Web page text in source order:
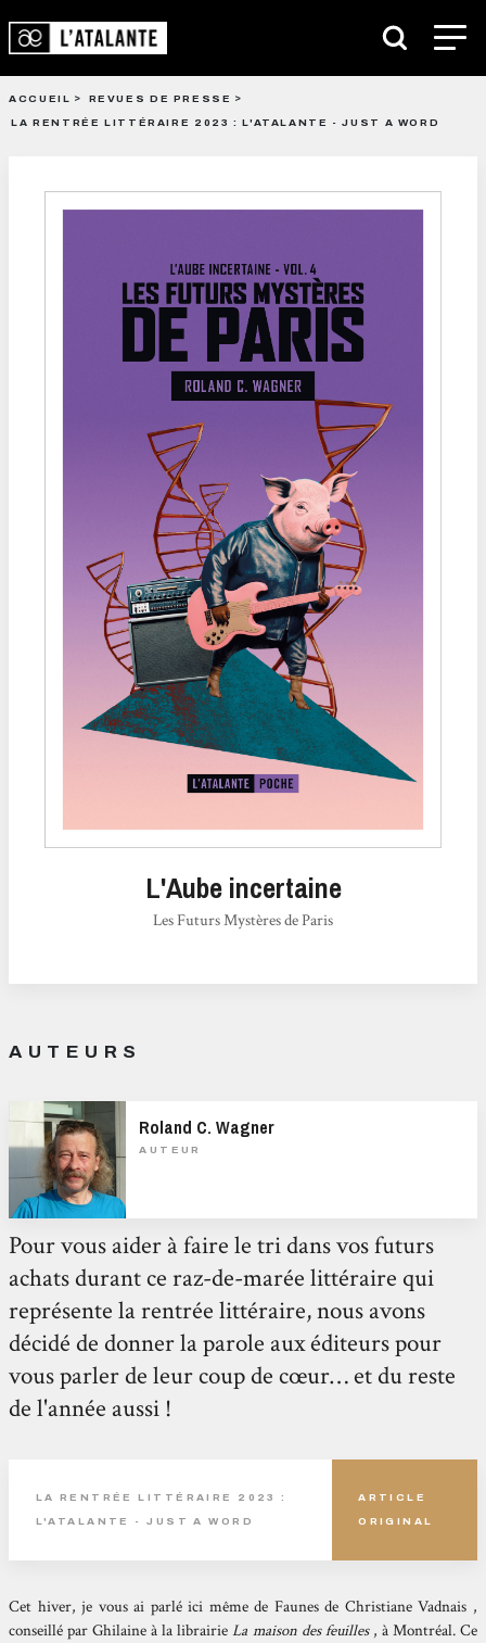
ACCUEIL
REVUES DE PRESSE
LA RENTRÉE LITTÉRAIRE 2023 : L'ATALANTE - JUST A WORD
L'Aube incertaine
Les Futurs Mystères de Paris
AUTEURS
Roland C. Wagner
AUTEUR
Pour vous aider à faire le tri dans vos futurs
achats durant ce raz-de-marée littéraire qui
représente la rentrée littéraire, nous avons
décidé de donner la parole aux éditeurs pour
vous parler de leur coup de cœur… et du reste
de l'année aussi !
LA RENTRÉE LITTÉRAIRE 2023 :
L'ATALANTE - JUST A WORD
ARTICLE
ORIGINAL
Cet hiver, je vous ai parlé ici même de Faunes de Christiane Vadnais ,
conseillé par Ghilaine à la librairieLa maison des feuilles, à Montréal. Ce